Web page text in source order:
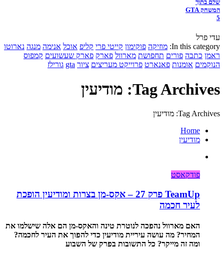
שלם בתוך
המשחק GTA
5
עדי פרל
In this category: מוזיקה פוקימון קייטי פרי קליפ אוכל אנימה מנגה נארוטו
ראמן כתבה פורים תחפושת מארוול פארק פארק שעשועים קמפוס
הנוקמים אומנות פאנארט פרוייקט מעריצים ציור gta גורילז
Tag Archives: מודיעין
Tag Archives: מודיעין
Home
מודיעין
פודקאסט
TeamUp פרק 27 – אקס-מן בצרות ומודיעין הופכת
לעיר חכמה
האם מארוול נהפכה לנוטרת טינה והאקס-מן הם אלה שישלמו את
המחיר? מה עושה עיריית מודיעין כדי להפוך את העיר לחכמה?
ומה זה מייקר? כל התשובות בפרק של השבוע